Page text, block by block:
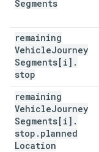
Segments
remaining
VehicleJourney
Segments[i] .
stop
remaining
VehicleJourney
Segments[i] .
stop . planned
Location